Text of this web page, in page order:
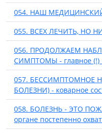
054. НАШ
055. ВСЕХ ЛЕЧИТЬ, НО
056. ПРОДОЛЖАЕМ
СИМПТОМЫ - главное
057. БЕССИМПТОМНОЕ
БОЛЕЗНИ) - коварное
058. БОЛЕЗНЬ - ЭТО
органе постепенно